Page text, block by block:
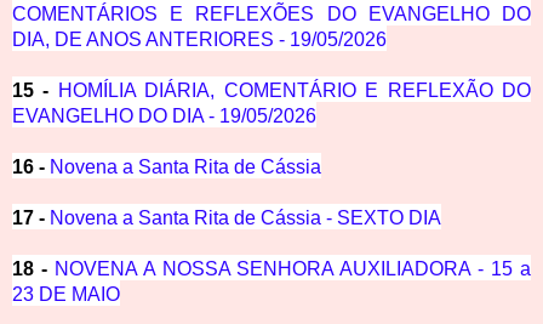
COMENTÁRIOS E REFLEXÕES DO EVANGELHO DO
DIA, DE ANOS ANTERIORES - 19/05/2026
15 - HOMÍLIA DIÁRIA, COMENTÁRIO E REFLEXÃO DO
EVANGELHO DO DIA - 19/05/2026
16 - Novena a Santa Rita de Cássia
17 - Novena a Santa Rita de Cássia - SEXTO DIA
18 - NOVENA A NOSSA SENHORA AUXILIADORA - 15 a
23 DE MAIO